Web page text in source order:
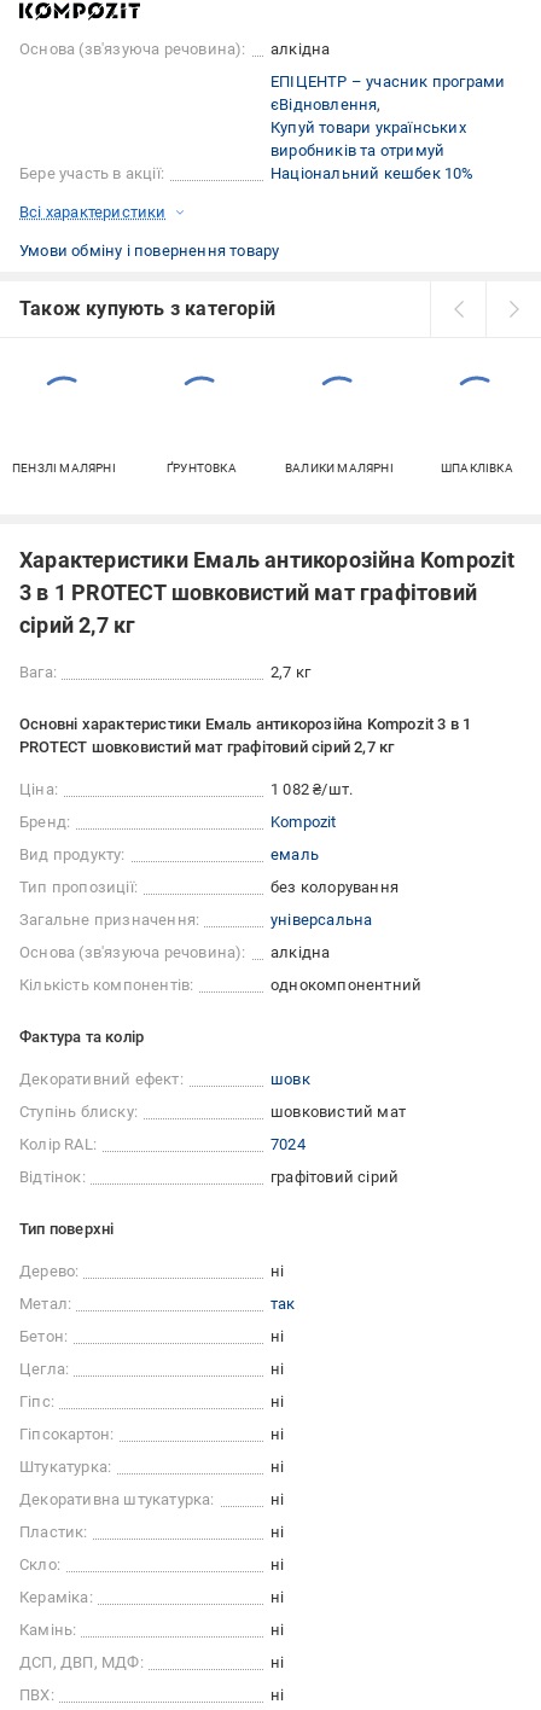
Основа (зв'язуюча речовина): алкідна
Бере участь в акції:
ЕПІЦЕНТР – учасник програми
єВідновлення
Купуй товари українських
виробників та отримуй
Національний кешбек 10%
Всі характеристики
Умови обміну і повернення товару
Також купують з категорій
ПЕНЗЛІ МАЛЯРНІ ҐРУНТОВКА ВАЛИКИ МАЛЯРНІ ШПАКЛІВКА
Характеристики Емаль антикорозійна Kompozit
3 в 1 PROTECT шовковистий мат графітовий
сірий 2,7 кг
Вага: 2,7 кг
Основні характеристики Емаль антикорозійна Kompozit 3 в 1
PROTECT шовковистий мат графітовий сірий 2,7 кг
Ціна:
1 082 ₴/шт.
Бренд:
Kompozit
Вид продукту:
емаль
Тип пропозиції:
без колорування
Загальне призначення:
універсальна
Основа (зв'язуюча речовина):
алкідна
Кількість компонентів:
однокомпонентний
Фактура та колір
Декоративний ефект:
шовк
Ступінь блиску:
шовковистий мат
Колір RAL:
7024
Відтінок:
графітовий сірий
Тип поверхні
Дерево:
ні
Метал:
так
Бетон:
ні
Цегла:
ні
Гіпс:
ні
Гіпсокартон:
ні
Штукатурка:
ні
Декоративна штукатурка:
ні
Пластик:
ні
Скло:
ні
Кераміка:
ні
Камінь:
ні
ДСП, ДВП, МДФ:
ні
ПВХ:
ні